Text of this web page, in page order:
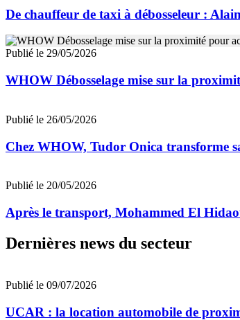
De chauffeur de taxi à débosseleur :
Publié le 29/05/2026
WHOW Débosselage mise sur la
Publié le 26/05/2026
Chez WHOW, Tudor Onica transforme
Publié le 20/05/2026
Après le transport, Mohammed El
Dernières news du secteur
Publié le 09/07/2026
UCAR : la location automobile de